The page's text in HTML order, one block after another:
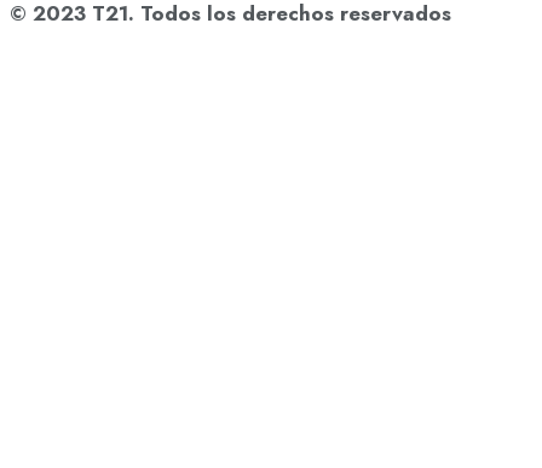
© 2023 T21. Todos los derechos reservados